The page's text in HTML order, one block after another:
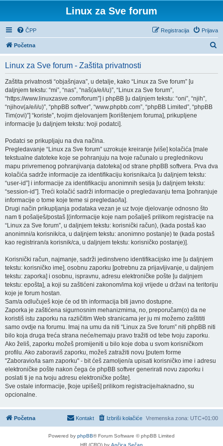
Linux za Sve forum
ČPP Prijava
Registracija
Početna
Linux za Sve forum - Zaštita privatnosti
Zaštita privatnosti “objašnjava”, u detalje, kako “Linux za Sve forum” [u
daljnjem tekstu: “mi”, “nas”, “naš(a/e/i/u)”, “Linux za Sve forum”,
“https://www.linuxzasve.com/forum”] i phpBB [u daljnjem tekstu: “oni”, “njih”,
“njihov(a/e/i/u)”, “phpBB softver”, “www.phpbb.com”, “phpBB Limited”, “phpBB
Tim(ovi)”] “koriste”, tvojim djelovanjem [korištenjem foruma], prikupljene
informacije [u daljnjem tekstu: tvoji podatci].
Podatci se prikupljaju na dva načina.
Pregledavanje “Linux za Sve forum” uzrokuje kreiranje [više] kolačića [male
tekstualne datoteke koje se pohranjuju na tvoje računalo u preglednikovu
mapu privremenog pohranjivanja datoteka] od strane phpBB softvera. Prva dva
kolačića sadrže informacije za identifikaciju korisnika/ca [u daljnjem tekstu:
“user-id”] i informacije za identifikaciju anonimnih sesija [u daljnjem tekstu:
“session-id”]. Treći kolačić sadrži informacije o pregledavanju tema [pohranjuje
informacije o tome koje teme si pregledao/la].
Drugi način prikupljanja podataka vezan je uz tvoje djelovanje odnosno što
nam ti pošalješ/postaš [(informacije koje nam pošalješ prilikom registracije na
“Linux za Sve forum”, u daljnjem tekstu: korisnički račun), (kada postaš kao
anonimni/a korisnik/ca, u daljnjem tekstu: anonimno postanje) te (kada postaš
kao registriran/a korisnik/ca, u daljnjem tekstu: korisničko postanje)].
Korisnički račun, najmanje, sadrži jedinstveno identifikacijsko ime [u daljnjem
tekstu: korisničko ime], osobnu zaporku [potrebnu za prijavljivanje, u daljnjem
tekstu: zaporka] i osobnu, ispravnu, adresu elektroničke pošte [u daljnjem
tekstu: epošta], a koji su zaštićeni zakonom/ima koji vrijede u državi na teritoriju
koje je forum hostan.
Sam/a odlučuješ koje će od tih informacija biti javno dostupne.
Zaporka je zaštićena sigurnosnim mehanizmima, no, preporučam(o) da ne
koristiš istu zaporku na različitim Web stranicama jer ju mi možemo zaštititi
samo ovdje na forumu. Imaj na umu da niti “Linux za Sve forum” niti phpBB niti
bilo koja druga treća strana neće/nemaju pravo tražiti od tebe tvoju zaporku.
Ako želiš, zaporku možeš promijeniti u bilo koje doba u svom korisničkom
profilu. Ako zaboraviš zaporku, možeš zatražiti novu [putem forme
"Zaboravio/la sam zaporku" - bit ćeš zamoljen/a upisati korisničko ime i adresu
elektroničke pošte nakon čega će phpBB softver generirati novu zaporku i
poslati ti je na tvoju adresu elektroničke pošte].
Sve ostale informacije, [koje upišeš] prilikom registracije/naknadno, su
opcionalne.
Početna Vremenska zona: UTC+01:00
Izbriši kolačiće
Kontakt
Powered by phpBB® Forum Software © phpBB Limited
HR (CRO) by Ančica Sečan